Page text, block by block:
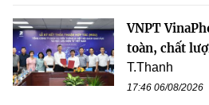
VNPT
toàn, chất
T.Thanh
17:46 06/08/2026